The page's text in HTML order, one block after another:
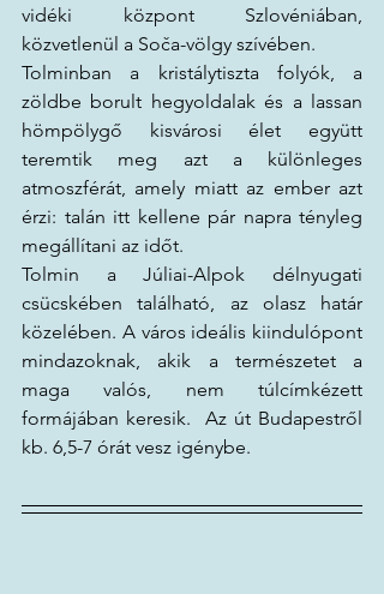
vidéki központ Szlovéniában,
közvetlenül a Soča-völgy szívében.
Tolminban a kristálytiszta folyók, a
zöldbe borult hegyoldalak és a lassan
hömpölygő kisvárosi élet együtt
teremtik meg azt a különleges
atmoszférát, amely miatt az ember azt
érzi: talán itt kellene pár napra tényleg
megállítani az időt.
Tolmin a Júliai-Alpok délnyugati
csücskében található, az olasz határ
közelében. A város ideális kiindulópont
mindazoknak, akik a természetet a
maga valós, nem túlcímkézett
formájában keresik.  Az út Budapestről
kb. 6,5-7 órát vesz igénybe.